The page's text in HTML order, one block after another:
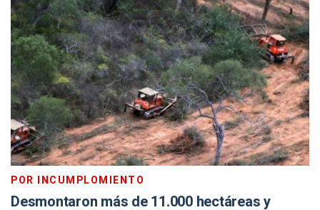
POR INCUMPLOMIENTO
Desmontaron más de 11.000 hectáreas y